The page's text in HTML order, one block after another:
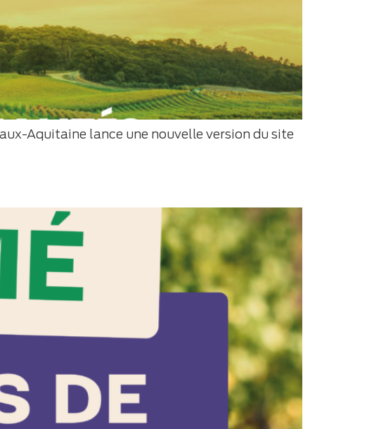
Aquitaine lance une nouvelle version du site